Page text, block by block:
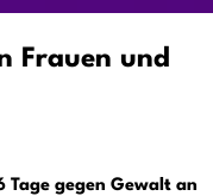
Frauen und
Tage gegen Gewalt an